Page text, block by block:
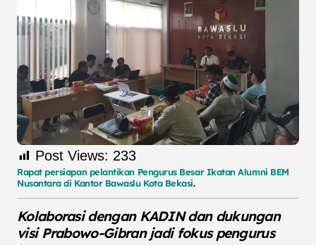
Post Views: 233
Rapat persiapan pelantikan Pengurus Besar Ikatan Alumni BEM
Nusantara di Kantor Bawaslu Kota Bekasi.
Kolaborasi dengan KADIN dan dukungan
visi Prabowo-Gibran jadi fokus pengurus